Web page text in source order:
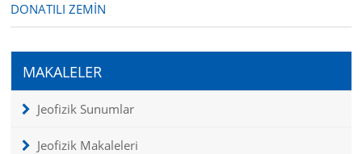
DONATILI ZEMİN
MAKALELER
Jeofizik Sunumlar
Jeofizik Makaleleri